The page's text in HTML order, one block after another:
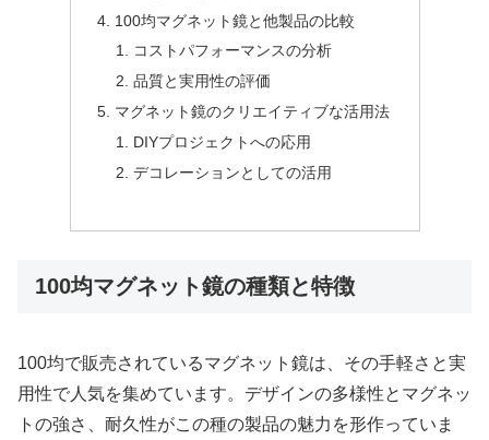
100均マグネット鏡と他製品の比較
コストパフォーマンスの分析
品質と実用性の評価
マグネット鏡のクリエイティブな活用法
DIYプロジェクトへの応用
デコレーションとしての活用
100均マグネット鏡の種類と特徴
100均で販売されているマグネット鏡は、その手軽さと実
用性で人気を集めています。デザインの多様性とマグネッ
トの強さ、耐久性がこの種の製品の魅力を形作っていま